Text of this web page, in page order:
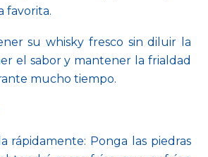
favorita.
su whisky fresco sin diluir la
el sabor y mantener la frialdad
mucho tiempo.
rápidamente: Ponga las piedras